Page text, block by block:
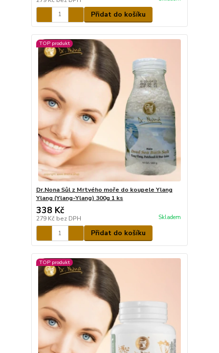
Přidat do košíku
TOP produkt
Dr.Nona Sůl z Mrtvého moře do koupele Ylang
Ylang (Ylang-Ylang) 300g 1 ks
338 Kč
279 Kč bez DPH Skladem
Přidat do košíku
TOP produkt